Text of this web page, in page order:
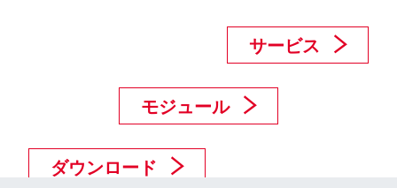
サービス
モジュール
ダウンロード